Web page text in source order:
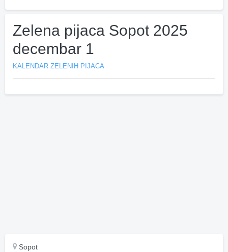
Zelena pijaca Sopot 2025
decembar 1
KALENDAR ZELENIH PIJACA
Sopot